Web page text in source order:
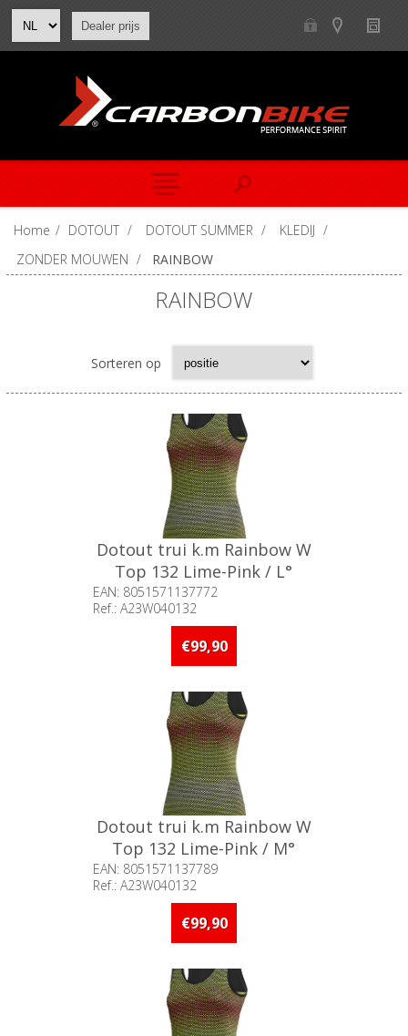
Dealer prijs
Home / DOTOUT / DOTOUT SUMMER / KLEDIJ /
ZONDER MOUWEN / RAINBOW
RAINBOW
Sorteren op
Dotout trui k.m Rainbow W
Top 132 Lime-Pink / L°
EAN: 8051571137772
Ref.: A23W040132
Beschikbaarheid:: 5 stuks of
meer op voorraad
€99,90
Dotout trui k.m Rainbow W
Top 132 Lime-Pink / M°
EAN: 8051571137789
Ref.: A23W040132
Beschikbaarheid:: 5 stuks of
meer op voorraad
€99,90